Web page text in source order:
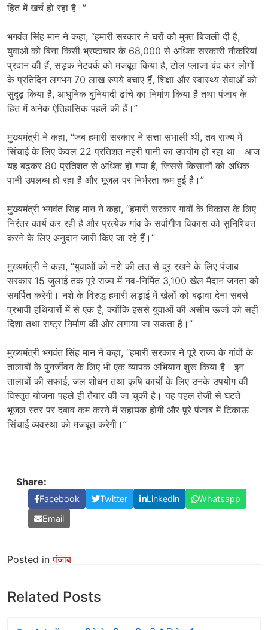
हित में खर्च हो रहा है।”
भगवंत सिंह मान ने कहा, “हमारी सरकार ने घरों को मुफ्त बिजली दी है,
युवाओं को बिना किसी भ्रष्टाचार के 68,000 से अधिक सरकारी नौकरियां
प्रदान की हैं, सड़क नेटवर्क को मजबूत किया है, टोल प्लाजा बंद कर लोगों
के प्रतिदिन लगभग 70 लाख रुपये बचाए हैं, शिक्षा और स्वास्थ्य सेवाओं को
सुदृढ़ किया है, आधुनिक बुनियादी ढांचे का निर्माण किया है तथा पंजाब के
हित में अनेक ऐतिहासिक पहलें की हैं।”
मुख्यमंत्री ने कहा, “जब हमारी सरकार ने सत्ता संभाली थी, तब राज्य में
सिंचाई के लिए केवल 22 प्रतिशत नहरी पानी का उपयोग हो रहा था। आज
यह बढ़कर 80 प्रतिशत से अधिक हो गया है, जिससे किसानों को अधिक
पानी उपलब्ध हो रहा है और भूजल पर निर्भरता कम हुई है।”
मुख्यमंत्री भगवंत सिंह मान ने कहा, “हमारी सरकार गांवों के विकास के लिए
निरंतर कार्य कर रही है और प्रत्येक गांव के सर्वांगीण विकास को सुनिश्चित
करने के लिए अनुदान जारी किए जा रहे हैं।”
मुख्यमंत्री ने कहा, “युवाओं को नशे की लत से दूर रखने के लिए पंजाब
सरकार 15 जुलाई तक पूरे राज्य में नव-निर्मित 3,100 खेल मैदान जनता को
समर्पित करेगी। नशे के विरुद्ध हमारी लड़ाई में खेलों को बढ़ावा देना सबसे
प्रभावी हथियारों में से एक है, क्योंकि इससे युवाओं की असीम ऊर्जा को सही
दिशा तथा राष्ट्र निर्माण की ओर लगाया जा सकता है।”
मुख्यमंत्री भगवंत सिंह मान ने कहा, “हमारी सरकार ने पूरे राज्य के गांवों के
तालाबों के पुनर्जीवन के लिए भी एक व्यापक अभियान शुरू किया है। इन
तालाबों की सफाई, जल शोधन तथा कृषि कार्यों के लिए उनके उपयोग की
विस्तृत योजना पहले ही तैयार की जा चुकी है। यह पहल तेजी से घटते
भूजल स्तर पर दबाव कम करने में सहायक होगी और पूरे पंजाब में टिकाऊ
सिंचाई व्यवस्था को मजबूत करेगी।”
Share:
Facebook Twitter Linkedin
Whatsapp
Email
Posted inपंजाब
Related Posts